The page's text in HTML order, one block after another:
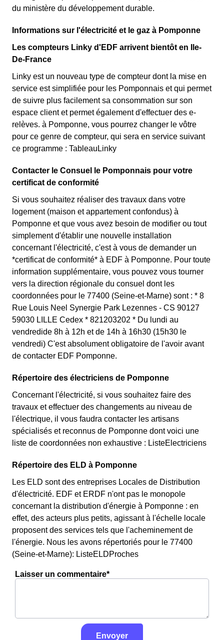
du ministère du développement durable.
Informations sur l'électricité et le gaz à Pomponne
Les compteurs Linky d'EDF arrivent bientôt en Ile-
De-France
Linky est un nouveau type de compteur dont la mise en
service est simplifiée pour les Pomponnais et qui permet
de suivre plus facilement sa consommation sur son
espace client et permet également d'effectuer des e-
relèves. à Pomponne, vous pourrez changer le vôtre
pour ce genre de compteur, qui sera en service suivant
ce programme : TableauLinky
Contacter le Consuel le Pomponnais pour votre
certificat de conformité
Si vous souhaitez réaliser des travaux dans votre
logement (maison et appartement confondus) à
Pomponne et que vous avez besoin de modifier ou tout
simplement d'établir une nouvelle installation
concernant l'électricité, c'est à vous de demander un
*certificat de conformité* à EDF à Pomponne. Pour toute
information supplémentaire, vous pouvez vous tourner
vers la direction régionale du consuel dont les
coordonnées pour le 77400 (Seine-et-Marne) sont : * 8
Rue Louis Neel Synergie Park Lezennes - CS 90127
59030 LILLE Cedex * 821203202 * Du lundi au
vendredide 8h à 12h et de 14h à 16h30 (15h30 le
vendredi) C'est absolument obligatoire de l'avoir avant
de contacter EDF Pomponne.
Répertoire des électriciens de Pomponne
Concernant l'électricité, si vous souhaitez faire des
travaux et effectuer des changements au niveau de
l'électrique, il vous faudra contacter les artisans
spécialisés et reconnus de Pomponne dont voici une
liste de coordonnées non exhaustive : ListeElectriciens
Répertoire des ELD à Pomponne
Les ELD sont des entreprises Locales de Distribution
d'électricité. EDF et ERDF n'ont pas le monopole
concernant la distribution d'énergie à Pomponne : en
effet, des acteurs plus petits, agissant à l'échelle locale
proposent des services tels que l'acheminement de
l'énergie. Nous les avons répertoriés pour le 77400
(Seine-et-Marne): ListeELDProches
Laisser un commentaire*
Envoyer